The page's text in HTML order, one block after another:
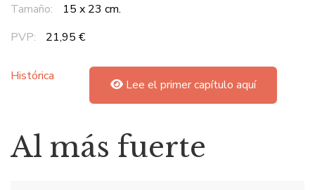
Tamaño:
15 x 23 cm.
PVP:
21,95 €
Histórica
Lee el primer capítulo aquí
Al más fuerte